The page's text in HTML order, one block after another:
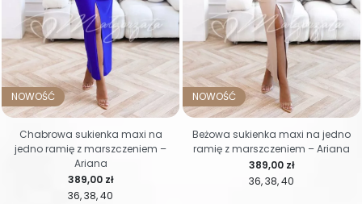
NOWOŚĆ
36 38 40
Cena
389,00 zł
Chabrowa sukienka maxi na
jedno ramię z marszczeniem –
Ariana
NOWOŚĆ
36 38 40
Cena
389,00 zł
Beżowa sukienka maxi na jedno
ramię z marszczeniem – Ariana